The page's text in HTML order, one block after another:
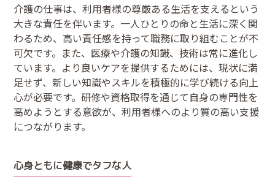
介護の仕事は、利用者様の尊厳ある生活を支えるという
大きな責任を伴います。一人ひとりの命と生活に深く関
わるため、高い責任感を持って職務に取り組むことが不
可欠です。また、医療や介護の知識、技術は常に進化し
ています。より良いケアを提供するためには、現状に満
足せず、新しい知識やスキルを積極的に学び続ける向上
心が必要です。研修や資格取得を通じて自身の専門性を
高めようとする意欲が、利用者様へのより質の高い支援
につながります。
心身ともに健康でタフな人